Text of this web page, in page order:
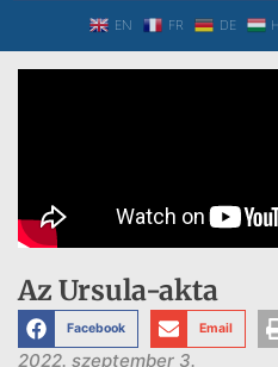
EN FR DE
Az Ursula-akta
Facebook Email
2022. szeptember 3.